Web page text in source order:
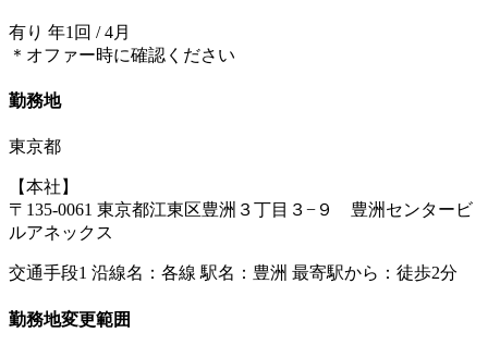
有り 年1回 / 4月
＊オファー時に確認ください
勤務地
東京都
【本社】
〒135-0061 東京都江東区豊洲３丁目３−９ 豊洲センタービ
ルアネックス
交通手段1 沿線名：各線 駅名：豊洲 最寄駅から：徒歩2分
勤務地変更範囲